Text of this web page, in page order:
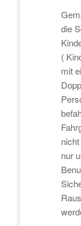
die
(
mit
nur